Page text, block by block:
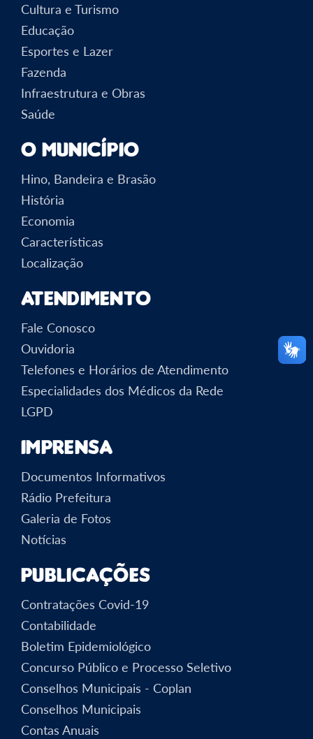
Cultura e Turismo
Educação
Esportes e Lazer
Fazenda
Infraestrutura e Obras
Saúde
O Município
Hino, Bandeira e Brasão
História
Economia
Características
Localização
Atendimento
Fale Conosco
Ouvidoria
Telefones e Horários de Atendimento
Especialidades dos Médicos da Rede
LGPD
Imprensa
Documentos Informativos
Rádio Prefeitura
Galeria de Fotos
Notícias
Publicações
Contratações Covid-19
Contabilidade
Boletim Epidemiológico
Concurso Público e Processo Seletivo
Conselhos Municipais - Coplan
Conselhos Municipais
Contas Anuais